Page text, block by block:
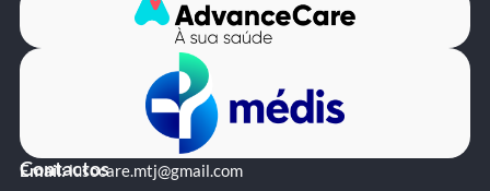
Contactos
Email:lusocare.mtj@gmail.com